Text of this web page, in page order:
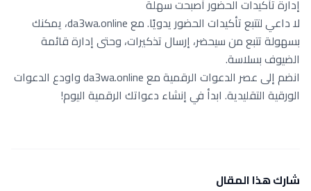
إدارة تأكيدات الحضور أصبحت سهلة
لا داعي لتتبع تأكيدات الحضور يدويًا. مع da3wa.online، يمكنك
بسهولة تتبع من سيحضر، إرسال تذكيرات، وحتى إدارة قائمة
الضيوف بسلاسة.
انضم إلى عصر الدعوات الرقمية مع da3wa.online واودع الدعوات
الورقية التقليدية. ابدأ في إنشاء دعواتك الرقمية اليوم!
شارك هذا المقال